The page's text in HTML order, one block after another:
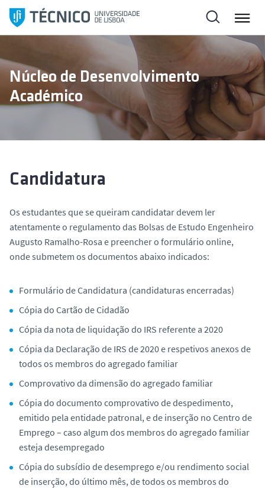
l
a
a
a
Núcleo de Desenvolvimento
Académico
Candidatura
Os estudantes que se queiram candidatar devem ler
atentamente o regulamento das Bolsas de Estudo Engenheiro
Augusto Ramalho-Rosa e preencher o formulário online,
onde submetem os documentos abaixo indicados:
Formulário de Candidatura (candidaturas encerradas)
Cópia do Cartão de Cidadão
Cópia da nota de liquidação do IRS referente a 2020
Cópia da Declaração de IRS de 2020 e respetivos anexos de
todos os membros do agregado familiar
Comprovativo da dimensão do agregado familiar
Cópia do documento comprovativo de despedimento,
emitido pela entidade patronal, e de inserção no Centro de
Emprego – caso algum dos membros do agregado familiar
esteja desempregado
Cópia do subsídio de desemprego e/ou rendimento social
de inserção, do último mês, de todos os membros do